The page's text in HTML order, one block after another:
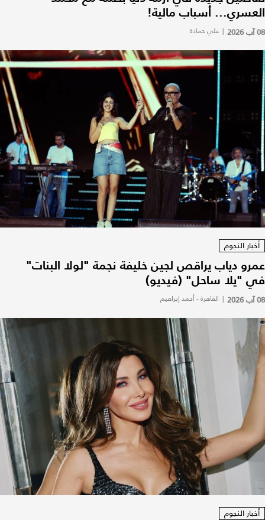
العسري... أسباب مالية!
08 آب 2026 | علي حمادة
أخبار النجوم
عمرو دياب يراقص لجين خليفة نجمة "لولا البنات"
في "يلا ساحل" (فيديو)
08 آب 2026 | القاهرة - أحمد إبراهيم
أخبار النجوم